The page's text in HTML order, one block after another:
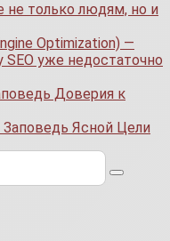
не только людям, но и
Optimization) —
SEO уже недостаточно
Доверия к
Заповедь Ясной Цели